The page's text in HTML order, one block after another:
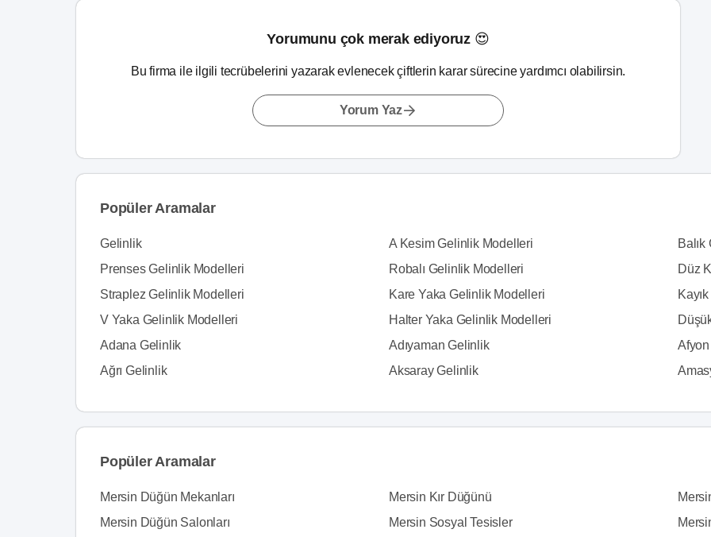
Yorumunu çok merak ediyoruz 😍
Bu firma ile ilgili tecrübelerini yazarak evlenecek çiftlerin karar sürecine yardımcı olabilirsin.
Yorum Yaz
Popüler Aramalar
Gelinlik A Kesim Gelinlik Modelleri
Prenses Gelinlik Modelleri
Robalı Gelinlik Modelleri
Düz
Straplez Gelinlik Modelleri
Kare Yaka Gelinlik Modelleri
V Yaka Gelinlik Modelleri
Halter Yaka Gelinlik Modelleri
Adana Gelinlik
Adıyaman Gelinlik
Ağrı Gelinlik
Aksaray Gelinlik
Popüler Aramalar
Mersin Düğün Mekanları Mersin Kır Düğünü
Mersin Düğün Salonları
Mersin Sosyal Tesisler